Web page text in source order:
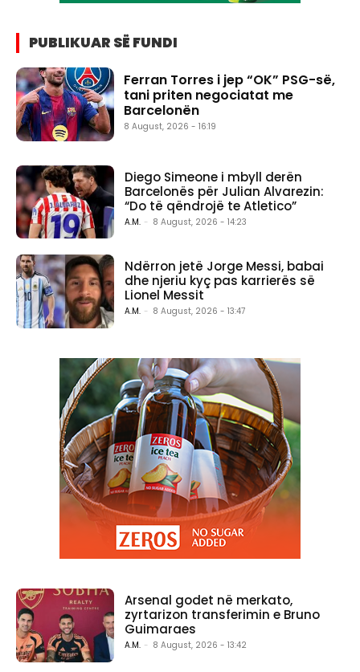
PUBLIKUAR SË FUNDI
Ferran Torres i jep “OK” PSG-së,
tani priten negociatat me
Barcelonën
8 August, 2026 - 16:19
Diego Simeone i mbyll derën
Barcelonës për Julian Alvarezin:
“Do të qëndrojë te Atletico”
A.M. - 8 August, 2026 - 14:23
Ndërron jetë Jorge Messi, babai
dhe njeriu kyç pas karrierës së
Lionel Messit
A.M. - 8 August, 2026 - 13:47
Arsenal godet në merkato,
zyrtarizon transferimin e Bruno
Guimaraes
A.M. - 8 August, 2026 - 13:42